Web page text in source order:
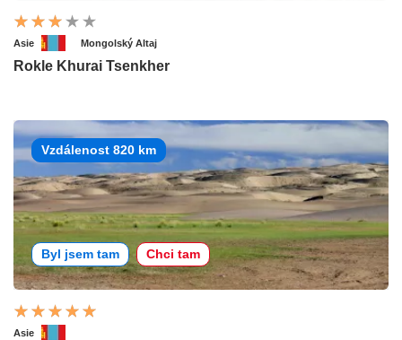
Asie Mongolský Altaj
Rokle Khurai Tsenkher
Vzdálenost 820 km
Byl jsem tam Chci tam
Asie